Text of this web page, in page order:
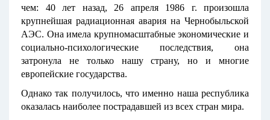
чем: 40 лет назад, 26 апреля 1986 г. произошла
крупнейшая радиационная авария на Чернобыльской
АЭС. Она имела крупномасштабные экономические и
социально-психологические последствия, она
затронула не только нашу страну, но и многие
европейские государства.
Однако так получилось, что именно наша республика
оказалась наиболее пострадавшей из всех стран мира.